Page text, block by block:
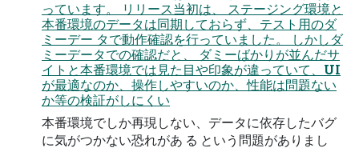
っています。 リリース当初は、 ステージング環境と
本番環境のデータは同期しておらず、テスト用のダ
ミーデー タで動作確認を行っていました。 しかしダ
ミーデータでの確認だと、 ダミーばかりが並んだサ
イトと本番環境では見た目や印象が違っていて、UI
が最適なのか、操作しやすいのか、性能は問題ない
か等の検証がしにくい
本番環境でしか再現しない、データに依存したバグ
に気がつかない恐れがあ る という問題がありまし